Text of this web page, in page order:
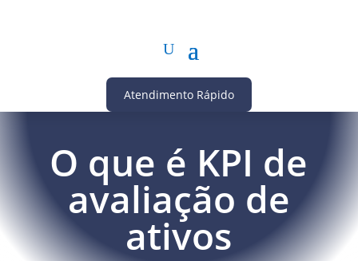
Atendimento Rápido
O que é KPI de
avaliação de
ativos